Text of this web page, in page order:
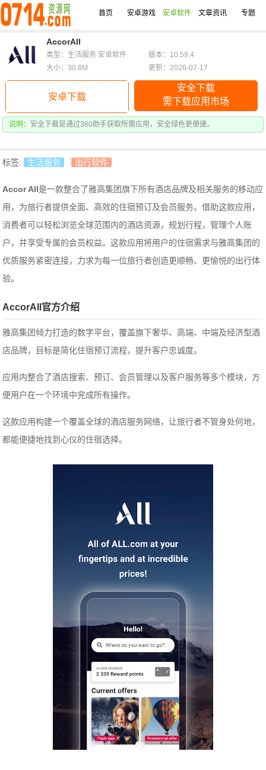
首页 安卓游戏 安卓软件 文章资讯 专题
AccorAll
安卓下载
安全下载
需下载应用市场
说明： 安全下载是通过360助手获取所需应用，安全绿色更便捷。
类型：生活服务 安卓软件
版本：10.59.4
大小：30.8M
更新：2026-07-17
标签: 生活服务 出行软件
Accor All是一款整合了雅高集团旗下所有酒店品牌及相关服务的移动应
用，为旅行者提供全面、高效的住宿预订及会员服务。借助这款应用，
消费者可以轻松浏览全球范围内的酒店资源，规划行程，管理个人账
户，并享受专属的会员权益。这款应用将用户的住宿需求与雅高集团的
优质服务紧密连接，力求为每一位旅行者创造更顺畅、更愉悦的出行体
验。
AccorAll官方介绍
雅高集团倾力打造的数字平台，覆盖旗下奢华、高端、中端及经济型酒
店品牌，目标是简化住宿预订流程，提升客户忠诚度。
应用内整合了酒店搜索、预订、会员管理以及客户服务等多个模块，方
便用户在一个环境中完成所有操作。
这款应用构建一个覆盖全球的酒店服务网络，让旅行者不管身处何地，
都能便捷地找到心仪的住宿选择。